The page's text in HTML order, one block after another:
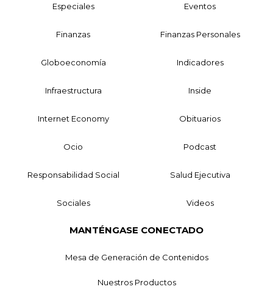
Especiales Eventos
Finanzas Finanzas Personales
Globoeconomía Indicadores
Infraestructura Inside
Internet Economy Obituarios
Ocio Podcast
Responsabilidad Social Salud Ejecutiva
Sociales Videos
MANTÉNGASE CONECTADO
Mesa de Generación de Contenidos
Nuestros Productos